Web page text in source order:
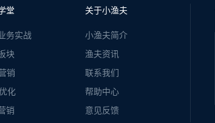
堂
务实战
块
销
化
销
关于小渔夫
小渔夫简介
渔夫资讯
联系我们
帮助中心
意见反馈